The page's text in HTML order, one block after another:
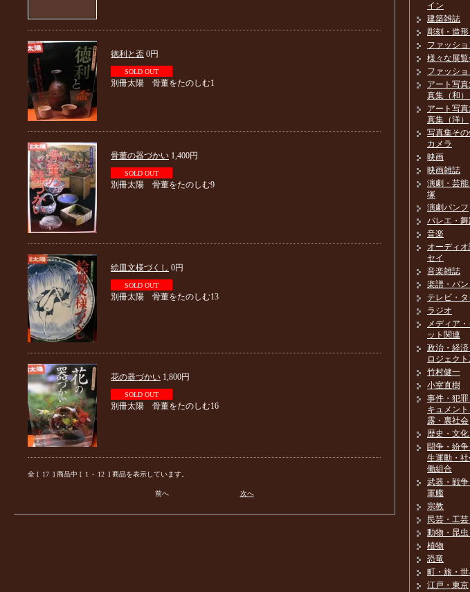
徳利と盃 0円
SOLD OUT
別冊太陽 骨董をたのしむ1
骨董の器づかい 1,400円
SOLD OUT
別冊太陽 骨董をたのしむ9
絵皿文様づくし 0円
SOLD OUT
別冊太陽 骨董をたのしむ13
花の器づかい 1,800円
SOLD OUT
別冊太陽 骨董をたのしむ16
全 [ 17 ] 商品中 [ 1 - 12 ] 商品を表示しています。
前へ 次へ
イン
建築雑誌
彫刻・造
ファッシ
様々な展
ファッシ
アート写
真集（和
アート写
真集（洋）
写真集その
カメラ
映画
映画雑誌
演劇・芸
塚
演劇パンフ
バレエ・
音楽
オーディ
セイ
音楽雑誌
楽譜・バ
テレビ・
ラジオ
メディア
ット関連
政治・経
ロジェク
竹村健一
小室直樹
事件・犯
キュメン
露・裏社会
歴史・文化
闘争・紛
生運動・
働組合
武器・戦争
軍艦
宗教
民芸・工
動物・昆
植物
恐竜
町・旅・
江戸・東京